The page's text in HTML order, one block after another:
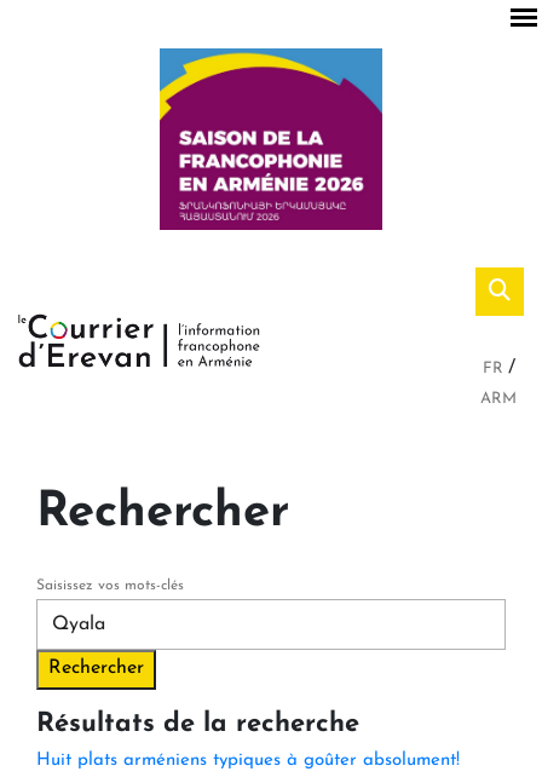
FR
ARM
Rechercher
Saisissez vos mots-clés
Résultats de la recherche
Huit plats arméniens typiques à goûter absolument!